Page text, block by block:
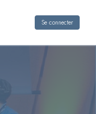
Se connecter